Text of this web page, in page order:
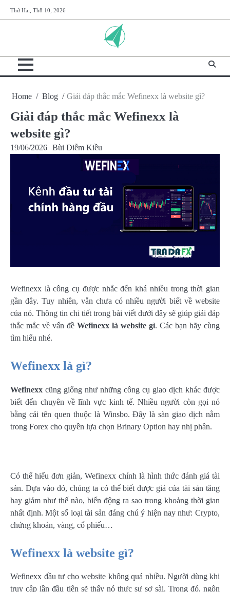
to
Thứ Hai, Th8 10, 2026
Home Blog Giải đáp thắc mắc Wefinexx là website gì?
Giải đáp thắc mắc Wefinexx là
website gì?
19/06/2026 Bùi Diễm Kiều
Wefinexx là công cụ được nhắc đến khá nhiều trong thời gian
gần đây. Tuy nhiên, vẫn chưa có nhiều người biết về website
của nó. Thông tin chi tiết trong bài viết dưới đây sẽ giúp giải đáp
thắc mắc về vấn đề Wefinexx là website gì. Các bạn hãy cùng
tìm hiểu nhé.
Wefinexx là gì?
Wefinexx cũng giống như những công cụ giao dịch khác được
biết đến chuyên về lĩnh vực kinh tế. Nhiều người còn gọi nó
bằng cái tên quen thuộc là Winsbo. Đây là sàn giao dịch nằm
trong Forex cho quyền lựa chọn Brinary Option hay nhị phân.
Có thể hiểu đơn giản, Wefinexx chính là hình thức đánh giá tài
sản. Dựa vào đó, chúng ta có thể biết được giá của tài sản tăng
hay giảm như thế nào, biến động ra sao trong khoảng thời gian
nhất định. Một số loại tài sản đáng chú ý hiện nay như: Crypto,
chứng khoán, vàng, cổ phiếu…
Wefinexx là website gì?
Wefinexx đầu tư cho website không quá nhiều. Người dùng khi
truy cập lần đầu tiên sẽ thấy nó thực sự sơ sài. Trong đó, ngôn